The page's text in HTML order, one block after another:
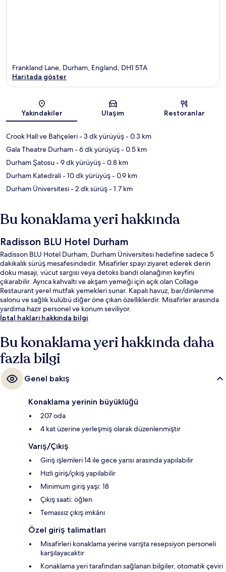
Harita
Frankland Lane, Durham, England, DH1 5TA
Haritada göster
Yakındakiler Ulaşım Restoranlar
Crook Hall ve Bahçeleri- 3 dk yürüyüş- 0.3 km
Gala Theatre Durham- 6 dk yürüyüş- 0.5 km
Durham Şatosu- 9 dk yürüyüş- 0.8 km
Durham Katedrali- 10 dk yürüyüş- 0.9 km
Durham Üniversitesi- 2 dk sürüş- 1.7 km
Bu konaklama yeri hakkında
Radisson BLU Hotel Durham
Radisson BLU Hotel Durham, Durham Üniversitesi hedefine sadece 5
dakikalık sürüş mesafesindedir. Misafirler spayı ziyaret ederek derin
doku masajı, vücut sargısı veya detoks bandı olanağının keyfini
çıkarabilir. Ayrıca kahvaltı ve akşam yemeği için açık olan Collage
Restaurant yerel mutfak yemekleri sunar. Kapalı havuz, bar/dinlenme
salonu ve sağlık kulübü diğer öne çıkan özelliklerdir. Misafirler arasında
yardıma hazır personel ve konum seviliyor.
İptal hakları hakkında bilgi
Bu konaklama yeri hakkında daha
fazla bilgi
Genel bakış
Konaklama yerinin büyüklüğü
207 oda
4 kat üzerine yerleşmiş olarak düzenlenmiştir
Varış/Çıkış
Giriş işlemleri 14 ile gece yarısı arasında yapılabilir
Hızlı giriş/çıkış yapılabilir
Minimum giriş yaşı: 18
Çıkış saati: öğlen
Temassız çıkış imkânı
Özel giriş talimatları
Misafirleri konaklama yerine varışta resepsiyon personeli
karşılayacaktır
Konaklama yeri tarafından sağlanan bilgiler, otomatik çeviri